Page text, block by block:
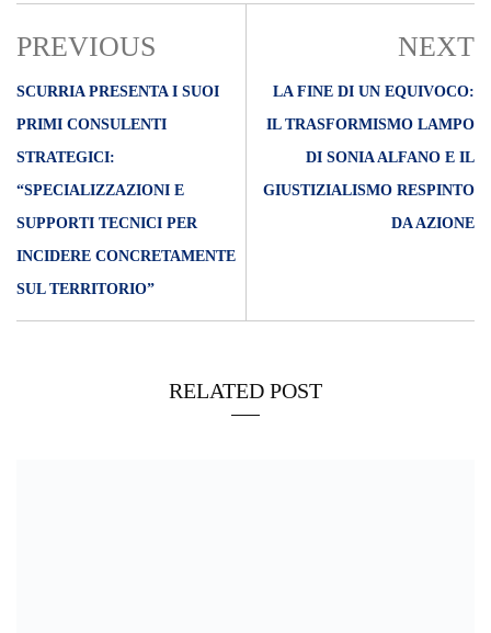
PREVIOUS
SCURRIA PRESENTA I SUOI
PRIMI CONSULENTI
STRATEGICI:
“SPECIALIZZAZIONI E
SUPPORTI TECNICI PER
INCIDERE CONCRETAMENTE
SUL TERRITORIO”
NEXT
LA FINE DI UN EQUIVOCO:
IL TRASFORMISMO LAMPO
DI SONIA ALFANO E IL
GIUSTIZIALISMO RESPINTO
DA AZIONE
RELATED POST